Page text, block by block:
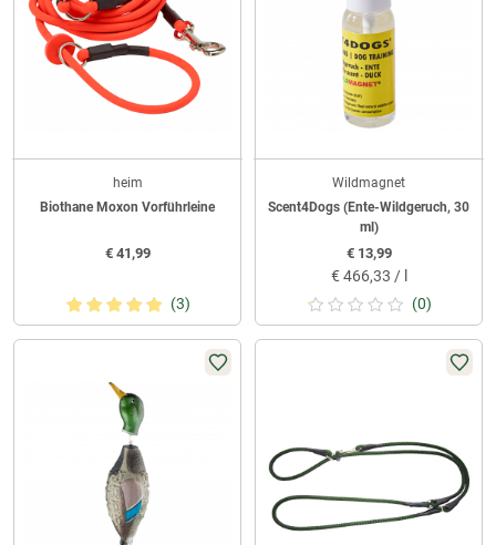
heim
Biothane Moxon Vorführleine
€41,99
(3)
Wildmagnet
Scent4Dogs (Ente-Wildgeruch, 30
ml)
€13,99
€ 466,33 / l
(0)